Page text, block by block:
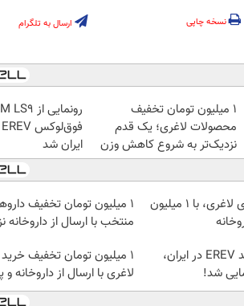
نسخه چاپی ارسال به تلگرام
۱ میلیون تومان تخفیف
محصولات لاغری؛ یک قدم
نزدیک‌تر به شروع کاهش وزن
ایران شد
بهترین قیمت داروهای لاغری، با ۱ میلیون
۱ میلیون تومان تخفیف
منتخب با ارسال از داروخانه
لوکس‌ترین شاسی‌بلند EREV در ایران،
شد!
1 میلیون تومان تخفیف
لاغری با ارسال از داروخانه